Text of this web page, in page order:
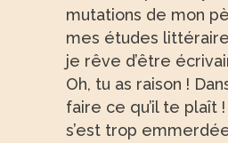
mutations de mon
mes études
je rêve d’être
Oh, tu as raison !
faire ce qu’il te plaît
s’est trop